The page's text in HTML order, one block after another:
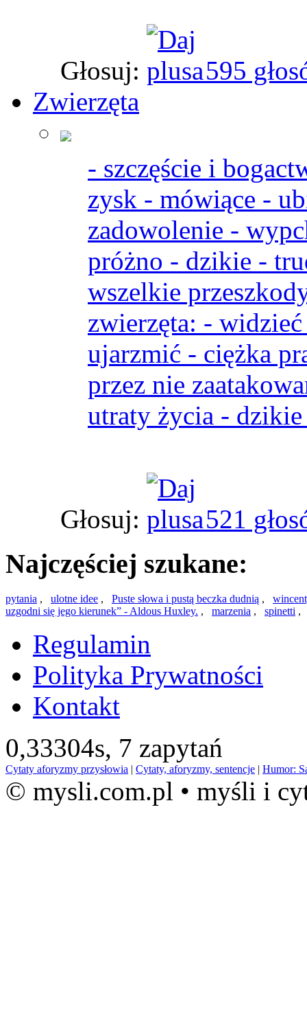
Głosuj:
595
Zwierzęta
- szczęście i
zysk - mówiące -
zadowolenie -
próżno - dzikie -
wszelkie
zwierzęta: -
ujarzmić - ciężka
przez nie
utraty życia -
Głosuj: 521
Najczęściej szukane:
pytania , ulotne idee , Puste słowa i pustą beczka dudnią ,
uzgodni się jego kierunek” - Aldous Huxley. , marzenia , spinetti
Regulamin
Polityka Prywatności
Kontakt
0,33304s, 7 zapytań
Cytaty aforyzmy przysłowia | Cytaty, aforyzmy, sentencje | Humor:
© mysli.com.pl • myśli i